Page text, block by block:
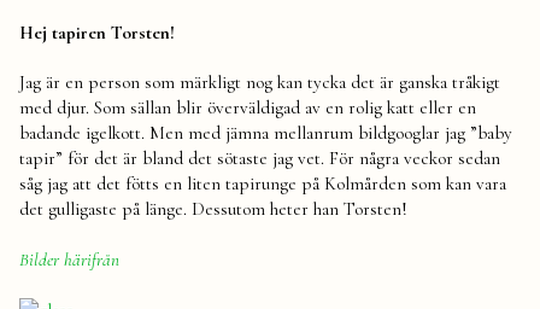
Hej tapiren Torsten!
Jag är en person som märkligt nog kan tycka det är ganska tråkigt
med djur. Som sällan blir överväldigad av en rolig katt eller en
badande igelkott. Men med jämna mellanrum bildgooglar jag ”baby
tapir” för det är bland det sötaste jag vet. För några veckor sedan
såg jag att det fötts en liten tapirunge på Kolmården som kan vara
det gulligaste på länge. Dessutom heter han Torsten!
Bilder härifrån